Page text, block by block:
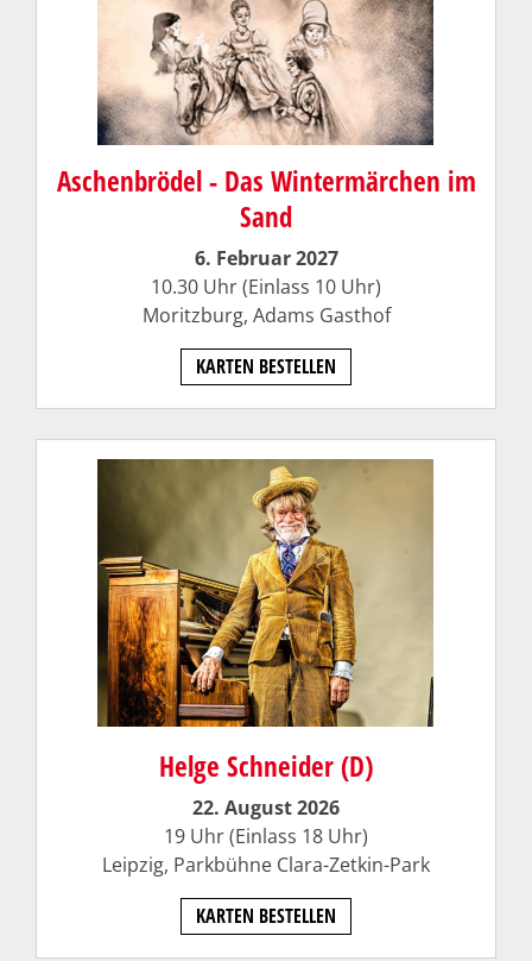
Aschenbrödel - Das Wintermärchen im
Sand
6. Februar 2027
10.30 Uhr (Einlass 10 Uhr)
Moritzburg, Adams Gasthof
KARTEN BESTELLEN
Helge Schneider (D)
22. August 2026
19 Uhr (Einlass 18 Uhr)
Leipzig, Parkbühne Clara-Zetkin-Park
KARTEN BESTELLEN